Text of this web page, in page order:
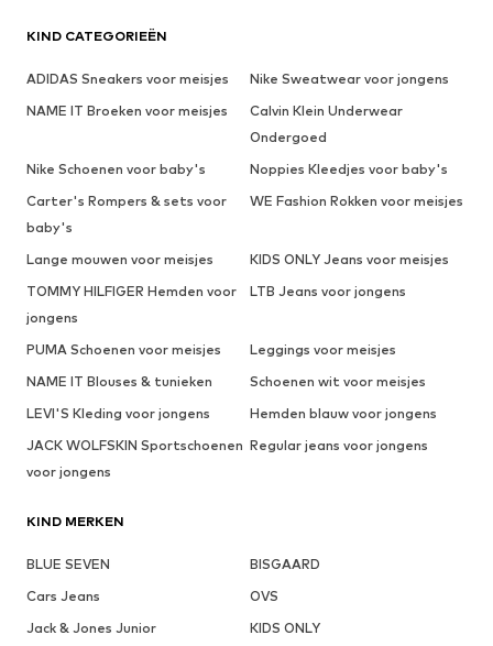
KIND CATEGORIEËN
ADIDAS Sneakers voor meisjes
Nike Sweatwear voor jongens
NAME IT Broeken voor meisjes
Calvin Klein Underwear
Ondergoed
Nike Schoenen voor baby's
Noppies Kleedjes voor baby's
Carter's Rompers & sets voor
baby's
WE Fashion Rokken voor meisjes
Lange mouwen voor meisjes
KIDS ONLY Jeans voor meisjes
TOMMY HILFIGER Hemden voor
jongens
LTB Jeans voor jongens
PUMA Schoenen voor meisjes
Leggings voor meisjes
NAME IT Blouses & tunieken
Schoenen wit voor meisjes
LEVI'S Kleding voor jongens
Hemden blauw voor jongens
JACK WOLFSKIN Sportschoenen
voor jongens
Regular jeans voor jongens
KIND MERKEN
BLUE SEVEN
BISGAARD
Cars Jeans
OVS
Jack & Jones Junior
KIDS ONLY